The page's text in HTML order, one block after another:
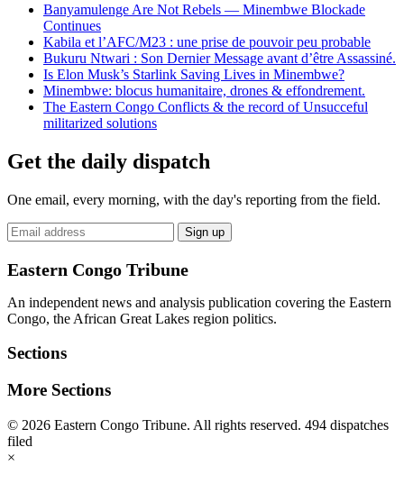
Banyamulenge Are Not Rebels — Minembwe Blockade
Continues
Kabila et l’AFC/M23 : une prise de pouvoir peu probable
Bukuru Ntwari : Son Dernier Message avant d’être Assassiné.
Is Elon Musk’s Starlink Saving Lives in Minembwe?
Minembwe: blocus humanitaire, drones & effondrement.
The Eastern Congo Conflicts & the record of Unsucceful
militarized solutions
Get the daily dispatch
One email, every morning, with the day's reporting from the field.
Email
address
Sign up
Eastern Congo Tribune
An independent news and analysis publication covering the Eastern
Congo, the African Great Lakes region politics.
Sections
More Sections
© 2026 Eastern Congo Tribune. All rights reserved. 494 dispatches
filed
×